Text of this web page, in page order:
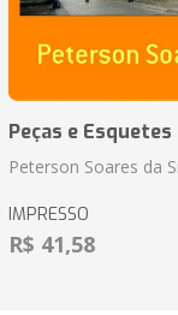
Peças e
Peterson Soares da
IMPRESSO
R$ 41,58